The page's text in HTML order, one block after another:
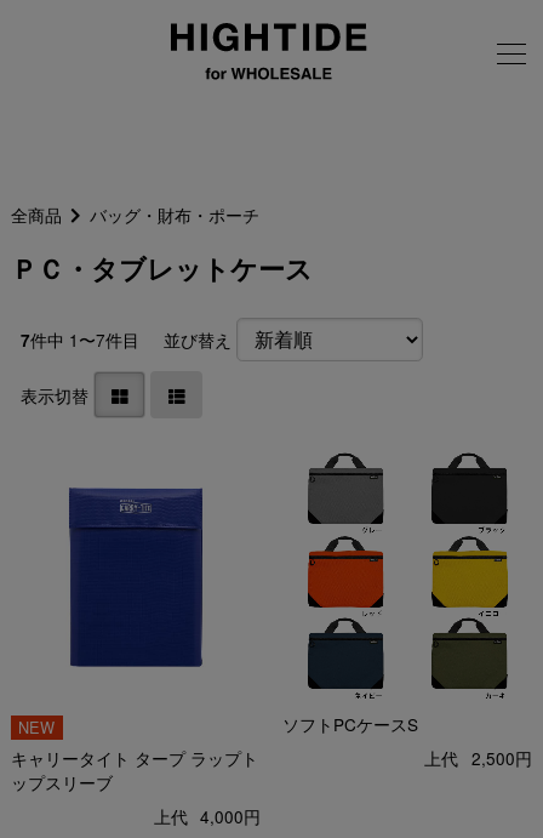
全商品 バッグ・財布・ポーチ
ＰＣ・タブレットケース
7件中 1〜7件目 並び替え
表示切替
キャリータイト タープ ラップト
ップスリーブ
上代 4,000円
ソフトPCケースS
上代 2,500円